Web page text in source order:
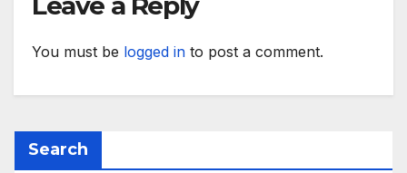
You must be logged in to post a comment.
Search